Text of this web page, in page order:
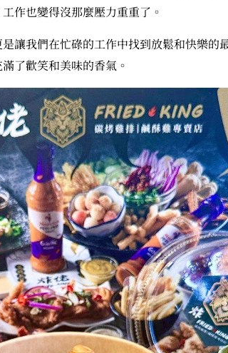
作也變得沒那麼壓力重重了。
讓我們在忙碌的工作中找到放鬆和快樂的
了歡笑和美味的香氣。